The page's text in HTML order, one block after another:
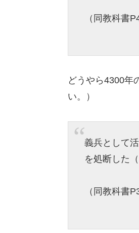
（同教科書
どうやら4300年
い。）
義兵として
を処断した（
（同教科書